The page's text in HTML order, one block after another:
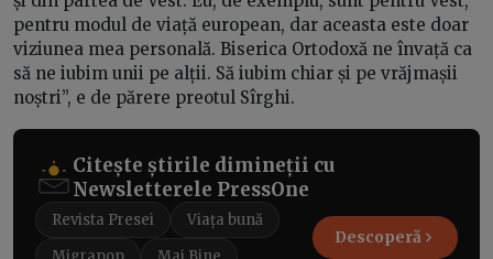
pentru modul de viață european, dar aceasta este doar
viziunea mea personală. Biserica Ortodoxă ne învață ca
să ne iubim unii pe alții. Să iubim chiar și pe vrăjmașii
noștri”, e de părere preotul Sîrghi.
Citește știrile dimineții cu
Newsletterele PressOne
Revista Presei
Viața bună
Descoperă